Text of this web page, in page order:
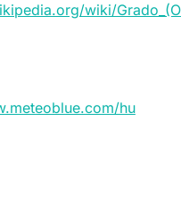
wiki/
hu